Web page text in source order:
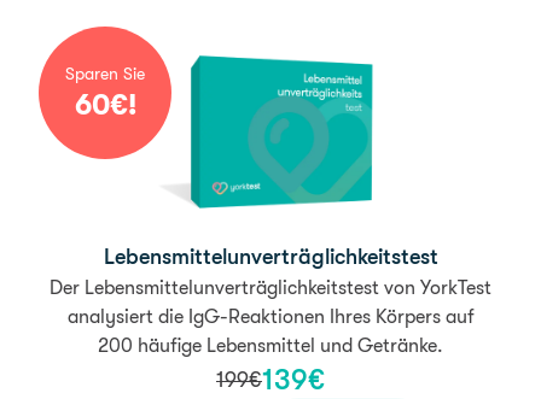
Sparen Sie
60€!
Lebens­mittel­un­verträglich­keitstest
Der Lebensmittelunverträglichkeitstest von YorkTest
analysiert die IgG-Reaktionen Ihres Körpers auf
200 häufige Lebensmittel und Getränke.
199€139€